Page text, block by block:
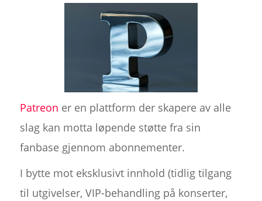
Patreon er en plattform der skapere av alle
slag kan motta løpende støtte fra sin
fanbase gjennom abonnementer.
I bytte mot eksklusivt innhold (tidlig tilgang
til utgivelser, VIP-behandling på konserter,